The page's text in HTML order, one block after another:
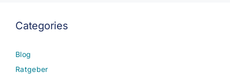
Categories
Blog
Ratgeber